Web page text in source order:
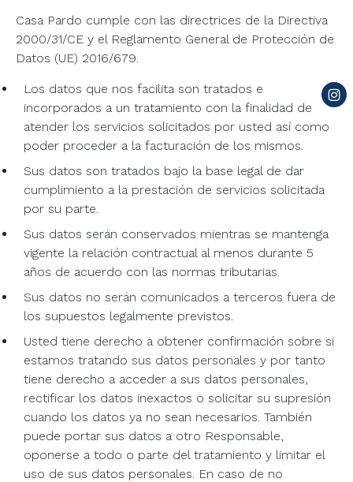
Casa Pardo cumple con las directrices de la Directiva
2000/31/CE y el Reglamento General de Protección de
Datos (UE) 2016/679.
Los datos que nos facilita son tratados e
incorporados a un tratamiento con la finalidad de
atender los servicios solicitados por usted así como
poder proceder a la facturación de los mismos.
Sus datos son tratados bajo la base legal de dar
cumplimiento a la prestación de servicios solicitada
por su parte.
Sus datos serán conservados mientras se mantenga
vigente la relación contractual al menos durante 5
años de acuerdo con las normas tributarias.
Sus datos no serán comunicados a terceros fuera de
los supuestos legalmente previstos.
Usted tiene derecho a obtener confirmación sobre si
estamos tratando sus datos personales y por tanto
tiene derecho a acceder a sus datos personales,
rectificar los datos inexactos o solicitar su supresión
cuando los datos ya no sean necesarios. También
puede portar sus datos a otro Responsable,
oponerse a todo o parte del tratamiento y limitar el
uso de sus datos personales. En caso de no